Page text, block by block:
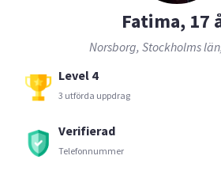
Fatima, 17
Norsborg, Stockholms
Level 4
3 utförda uppdrag
Verifierad
Telefonnummer